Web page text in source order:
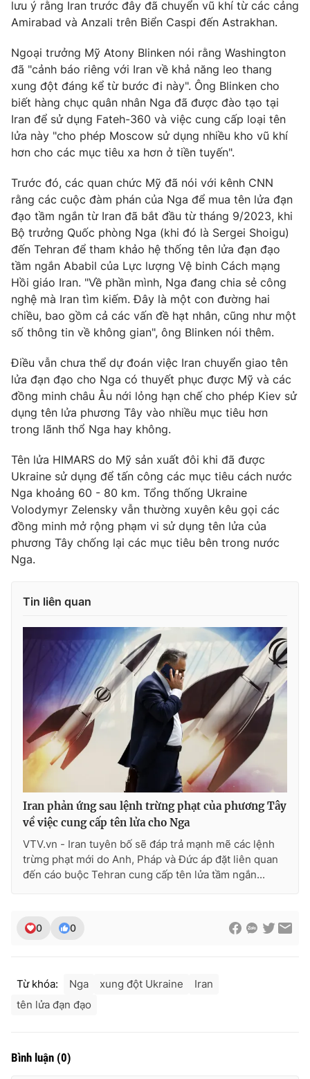
lưu ý rằng Iran trước đây đã chuyển vũ khí từ các cảng
Amirabad và Anzali trên Biển Caspi đến Astrakhan.
Ngoại trưởng Mỹ Atony Blinken nói rằng Washington
đã "cảnh báo riêng với Iran về khả năng leo thang
xung đột đáng kể từ bước đi này". Ông Blinken cho
biết hàng chục quân nhân Nga đã được đào tạo tại
Iran để sử dụng Fateh-360 và việc cung cấp loại tên
lửa này "cho phép Moscow sử dụng nhiều kho vũ khí
hơn cho các mục tiêu xa hơn ở tiền tuyến".
Trước đó, các quan chức Mỹ đã nói với kênh CNN
rằng các cuộc đàm phán của Nga để mua tên lửa đạn
đạo tầm ngắn từ Iran đã bắt đầu từ tháng 9/2023, khi
Bộ trưởng Quốc phòng Nga (khi đó là Sergei Shoigu)
đến Tehran để tham khảo hệ thống tên lửa đạn đạo
tầm ngắn Ababil của Lực lượng Vệ binh Cách mạng
Hồi giáo Iran. "Về phần mình, Nga đang chia sẻ công
nghệ mà Iran tìm kiếm. Đây là một con đường hai
chiều, bao gồm cả các vấn đề hạt nhân, cũng như một
số thông tin về không gian", ông Blinken nói thêm.
Điều vẫn chưa thể dự đoán việc Iran chuyển giao tên
lửa đạn đạo cho Nga có thuyết phục được Mỹ và các
đồng minh châu Âu nới lỏng hạn chế cho phép Kiev sử
dụng tên lửa phương Tây vào nhiều mục tiêu hơn
trong lãnh thổ Nga hay không.
Tên lửa HIMARS do Mỹ sản xuất đôi khi đã được
Ukraine sử dụng để tấn công các mục tiêu cách nước
Nga khoảng 60 - 80 km. Tổng thống Ukraine
Volodymyr Zelensky vẫn thường xuyên kêu gọi các
đồng minh mở rộng phạm vi sử dụng tên lửa của
phương Tây chống lại các mục tiêu bên trong nước
Nga.
Tin liên quan
Iran phản ứng sau lệnh trừng phạt của phương Tây
về việc cung cấp tên lửa cho Nga
VTV.vn - Iran tuyên bố sẽ đáp trả mạnh mẽ các lệnh
trừng phạt mới do Anh, Pháp và Đức áp đặt liên quan
đến cáo buộc Tehran cung cấp tên lửa tầm ngắn...
0 0
Từ khóa: Nga xung đột Ukraine
Iran
tên lửa đạn đạo
Bình luận (0)